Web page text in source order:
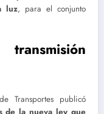
luz, para el conjunto
Transportes publicó